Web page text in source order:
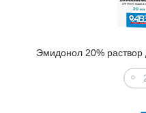
Эмидонол 20%